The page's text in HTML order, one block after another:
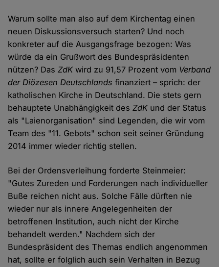
Warum sollte man also auf dem Kirchentag einen
neuen Diskussionsversuch starten? Und noch
konkreter auf die Ausgangsfrage bezogen: Was
würde da ein Grußwort des Bundespräsidenten
nützen? DasZdKwird zu 91,57 Prozent vom Verband
der Diözesen Deutschlands finanziert – sprich: der
katholischen Kirche in Deutschland. Die stets gern
behauptete Unabhängigkeit desZdKund der Status
als "Laienorganisation" sind Legenden, die wir vom
Team des "11. Gebots" schon seit seiner Gründung
2014 immer wieder richtig stellen.
Bei der Ordensverleihung forderte Steinmeier:
"Gutes Zureden und Forderungen nach individueller
Buße reichen nicht aus. Solche Fälle dürften nie
wieder nur als innere Angelegenheiten der
betroffenen Institution, auch nicht der Kirche
behandelt werden." Nachdem sich der
Bundespräsident des Themas endlich angenommen
hat, sollte er folglich auch sein Verhalten in Bezug